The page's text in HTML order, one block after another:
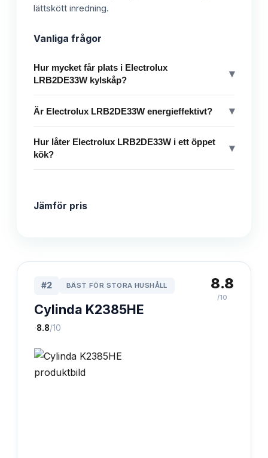
lättskött inredning.
Vanliga frågor
Hur mycket får plats i Electrolux
LRB2DE33W kylskåp?
▾
Är Electrolux LRB2DE33W energieffektivt? ▾
Hur låter Electrolux LRB2DE33W i ett öppet
kök?
▾
Jämför pris
#2 BÄST FÖR STORA HUSHÅLL
Cylinda K2385HE
·8.8/10
8.8
/10